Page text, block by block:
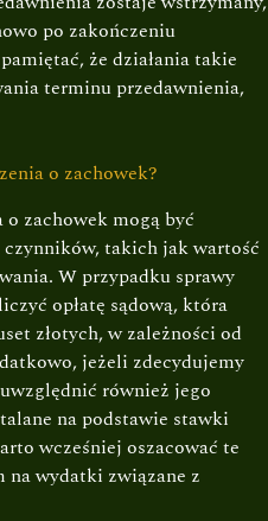
po zakończeniu
że działania takie
terminu przedawnienia,
o zachowek?
zachowek mogą być
takich jak wartość
W przypadku sprawy
opłatę sądową, która
złotych, w zależności od
jeżeli zdecydujemy
również jego
na podstawie stawki
wcześniej oszacować te
na wydatki związane z